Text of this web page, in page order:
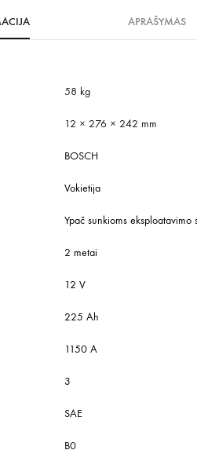
APRAŠYMAS
58 kg
12 × 276 × 242 mm
BOSCH
Vokietija
Ypač sunkioms eksploatavimo
2 metai
12 V
225 Ah
1150 A
3
SAE
B0